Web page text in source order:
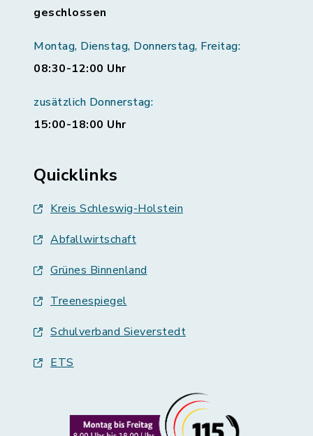
geschlossen
Montag, Dienstag, Donnerstag, Freitag:
08:30-12:00 Uhr
zusätzlich Donnerstag:
15:00-18:00 Uhr
Quicklinks
Kreis Schleswig-Holstein
Abfallwirtschaft
Grünes Binnenland
Treenespiegel
Schulverband Sieverstedt
ETS